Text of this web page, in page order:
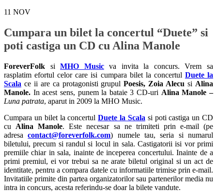
11 NOV
Cumpara un bilet la concertul “Duete” si
poti castiga un CD cu Alina Manole
ForeverFolk siMHO Musicva invita la concurs. Vrem sa
rasplatim efortul celor care isi cumpara bilet la concertul Duete la
Scala ce ii are ca protagonisti grupulPoesis, Zoia Alecusi Alina
Manole. In acest sens, punem la bataie 3 CD-uri Alina Manole –
Luna patrata, aparut in 2009 la MHO Music.
Cumpara un bilet la concertulDuete la Scala si poti castiga un CD
cu Alina Manole. Este necesar sa ne trimiteti prin e-mail (pe
adresacontact@foreverfolk.com) numele tau, seria si numarul
biletului, precum si randul si locul in sala. Castigatorii isi vor primi
premiile chiar in sala, inainte de inceperea concertului. Inainte de a
primi premiul, ei vor trebui sa ne arate biletul original si un act de
identitate, pentru a compara datele cu informatiile trimise prin e-mail.
Invitatiile primite din partea organizatorilor sau partenerilor media nu
intra in concurs, acesta referindu-se doar la bilete vandute.